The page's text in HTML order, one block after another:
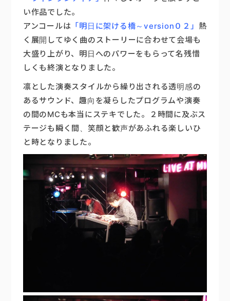
い作品でした。
アンコールは 「明日に架ける橋～version０２」 熱
く展開してゆく曲のストーリーに合わせて会場も
大盛り上がり、明日へのパワーをもらって名残惜
しくも終演となりました。
凛とした演奏スタイルから繰り出される透明感の
あるサウンド、趣向を凝らしたプログラムや演奏
の間のMCも本当にステキでした。２時間に及ぶス
テージも瞬く間、笑顔と歓声があふれる楽しいひ
と時となりました。